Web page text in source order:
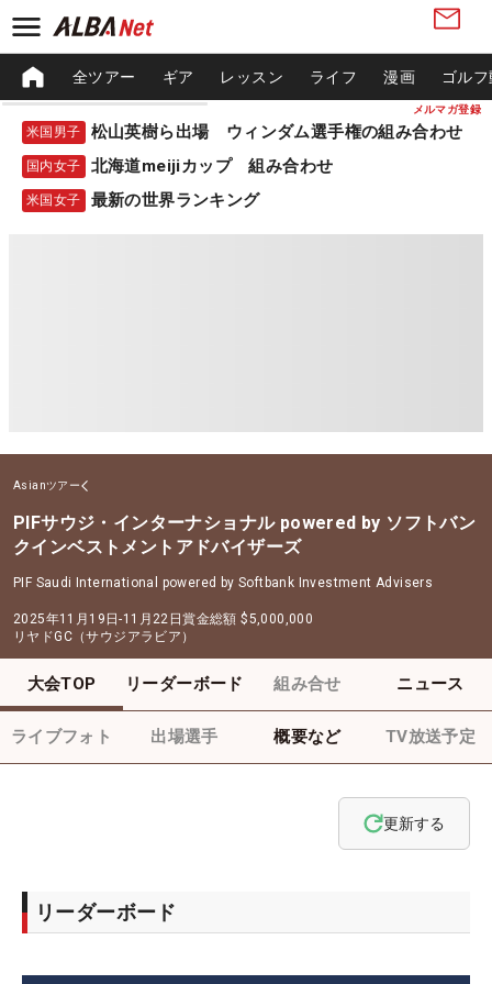
メルマガ登録
全ツアー ギア レッスン ライフ 漫画 ゴル
米国男子 松山英樹ら出場 ウィンダム選手権の組み合わせ
国内女子 北海道meijiカップ 組み合わせ
米国女子 最新の世界ランキング
Asianツアー
PIFサウジ・インターナショナル powered by ソフトバン
クインベストメントアドバイザーズ
PIF Saudi International powered by Softbank Investment Advisers
2025年11月19日-11月22日賞金総額 $5,000,000
リヤドGC（サウジアラビア）
大会TOP リーダーボード 組み合せ ニュース
ライブフォト 出場選手 概要など TV放送予定
更新する
リーダーボード